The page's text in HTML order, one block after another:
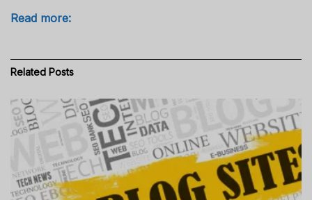
Read more:
Related Posts